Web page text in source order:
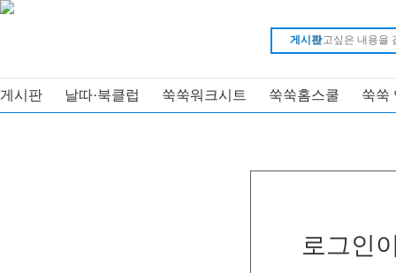
게시판
게시판 날따·북클럽 쑥쑥워크시트 쑥쑥홈스쿨 쑥쑥
로그인